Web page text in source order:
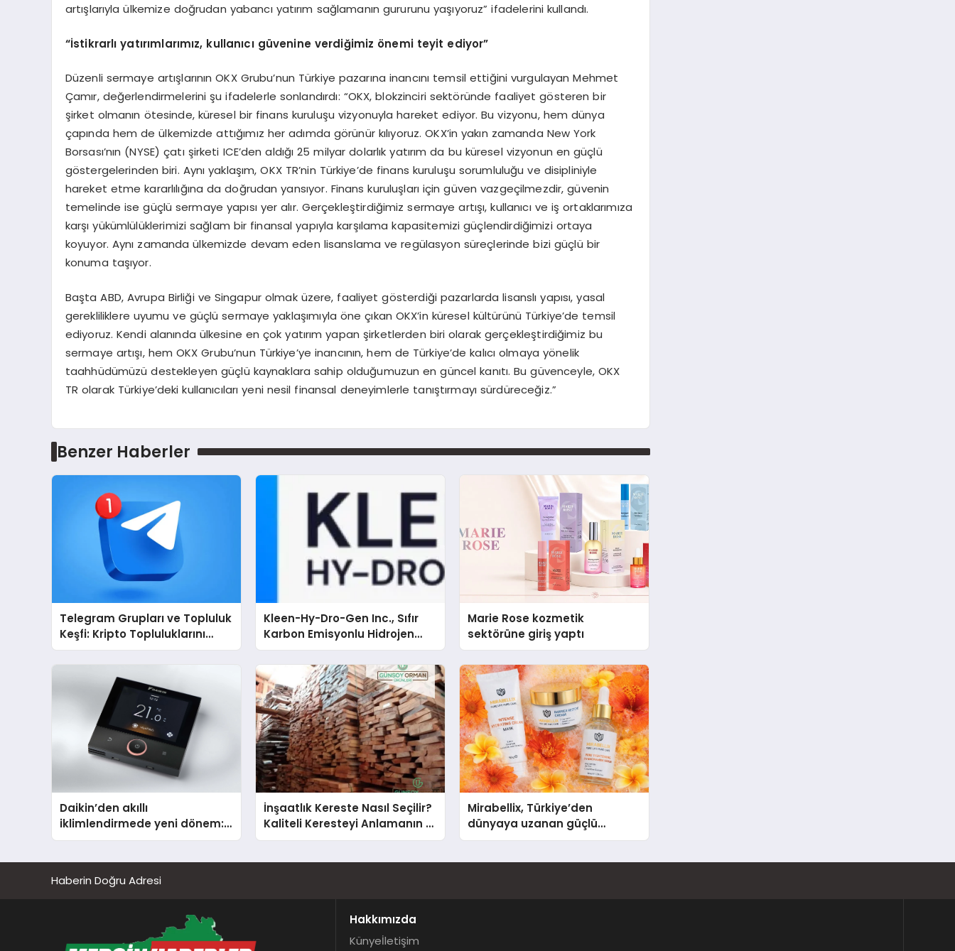
artışlarıyla ülkemize doğrudan yabancı yatırım sağlamanın gururunu yaşıyoruz” ifadelerini kullandı.
“İstikrarlı yatırımlarımız, kullanıcı güvenine verdiğimiz önemi teyit ediyor”
Düzenli sermaye artışlarının OKX Grubu’nun Türkiye pazarına inancını temsil ettiğini vurgulayan Mehmet
Çamır, değerlendirmelerini şu ifadelerle sonlandırdı: “OKX, blokzinciri sektöründe faaliyet gösteren bir
şirket olmanın ötesinde, küresel bir finans kuruluşu vizyonuyla hareket ediyor. Bu vizyonu, hem dünya
çapında hem de ülkemizde attığımız her adımda görünür kılıyoruz. OKX’in yakın zamanda New York
Borsası’nın (NYSE) çatı şirketi ICE’den aldığı 25 milyar dolarlık yatırım da bu küresel vizyonun en güçlü
göstergelerinden biri. Aynı yaklaşım, OKX TR’nin Türkiye’de finans kuruluşu sorumluluğu ve disipliniyle
hareket etme kararlılığına da doğrudan yansıyor. Finans kuruluşları için güven vazgeçilmezdir, güvenin
temelinde ise güçlü sermaye yapısı yer alır. Gerçekleştirdiğimiz sermaye artışı, kullanıcı ve iş ortaklarımıza
karşı yükümlülüklerimizi sağlam bir finansal yapıyla karşılama kapasitemizi güçlendirdiğimizi ortaya
koyuyor. Aynı zamanda ülkemizde devam eden lisanslama ve regülasyon süreçlerinde bizi güçlü bir
konuma taşıyor.
Başta ABD, Avrupa Birliği ve Singapur olmak üzere, faaliyet gösterdiği pazarlarda lisanslı yapısı, yasal
gerekliliklere uyumu ve güçlü sermaye yaklaşımıyla öne çıkan OKX’in küresel kültürünü Türkiye’de temsil
ediyoruz. Kendi alanında ülkesine en çok yatırım yapan şirketlerden biri olarak gerçekleştirdiğimiz bu
sermaye artışı, hem OKX Grubu’nun Türkiye’ye inancının, hem de Türkiye’de kalıcı olmaya yönelik
taahhüdümüzü destekleyen güçlü kaynaklara sahip olduğumuzun en güncel kanıtı. Bu güvenceyle, OKX
TR olarak Türkiye’deki kullanıcıları yeni nesil finansal deneyimlerle tanıştırmayı sürdüreceğiz.”
Benzer Haberler
Telegram Grupları ve Topluluk
Keşfi: Kripto Topluluklarını
Telegram’da Keşfetmek
Kleen-Hy-Dro-Gen Inc., Sıfır
Karbon Emisyonlu Hidrojen
Isıtma Teknolojisinde ISO ve
TSSA Düzenleyici Onaylarını
Aldı
Marie Rose kozmetik
sektörüne giriş yaptı
Daikin’den akıllı
iklimlendirmede yeni dönem:
Madoka Plus Türkiye’de
İnşaatlık Kereste Nasıl Seçilir?
Kaliteli Keresteyi Anlamanın 10
Yolu
Mirabellix, Türkiye’den
dünyaya uzanan güçlü
büyümesini sürdürüyor
Haberin Doğru Adresi
Hakkımızda
Künyeİletişim